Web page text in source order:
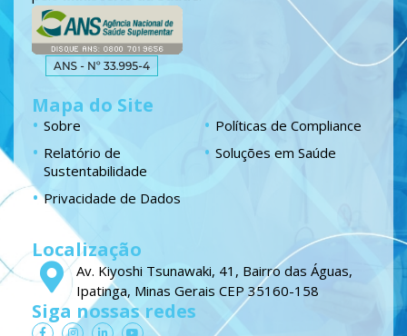
Mapa do Site
Sobre
Políticas de Compliance
Relatório de
Sustentabilidade
Soluções em Saúde
Privacidade de Dados
Localização
Av. Kiyoshi Tsunawaki, 41, Bairro das Águas,
Ipatinga, Minas Gerais CEP 35160-158
Siga nossas redes
F I L Y